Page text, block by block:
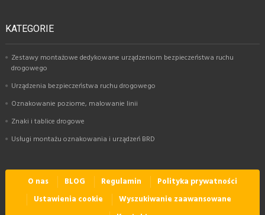
KATEGORIE
Zestawy montażowe dedykowane urządzeniom bezpieczeństwa ruchu
drogowego
Urządzenia bezpieczeństwa ruchu drogowego
Oznakowanie poziome, malowanie linii
Znaki i tablice drogowe
Usługi montażu oznakowania i urządzeń BRD
O nas BLOG Regulamin
Polityka prywatności
Ustawienia cookie
Wyszukiwanie zaawansowane